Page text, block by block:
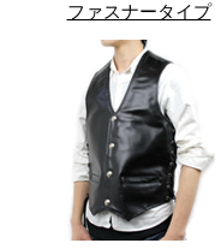
ファスナータイプ